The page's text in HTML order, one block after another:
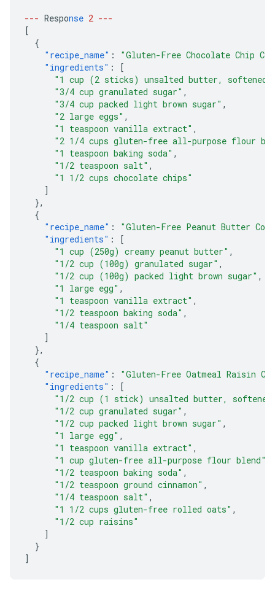
--- Response 2 ---
[
{
"recipe_name" :
"Gluten-Free Chocolate Chip
"ingredients" :
[
"1 cup (2 sticks) unsalted butter, softened"
"3/4 cup granulated sugar" ,
"3/4 cup packed light brown sugar" ,
"2 large eggs" ,
"1 teaspoon vanilla extract" ,
"2 1/4 cups gluten-free all-purpose flour
"1 teaspoon baking soda" ,
"1/2 teaspoon salt" ,
"1 1/2 cups chocolate chips"
]
},
{
"recipe_name" :
"Gluten-Free Peanut Butter
"ingredients" :
[
"1 cup (250g) creamy peanut butter" ,
"1/2 cup (100g) granulated sugar" ,
"1/2 cup (100g) packed light brown sugar" ,
"1 large egg" ,
"1 teaspoon vanilla extract" ,
"1/2 teaspoon baking soda" ,
"1/4 teaspoon salt"
]
},
{
"recipe_name" :
"Gluten-Free Oatmeal Raisin
"ingredients" :
[
"1/2 cup (1 stick) unsalted butter,
"1/2 cup granulated sugar" ,
"1/2 cup packed light brown sugar" ,
"1 large egg" ,
"1 teaspoon vanilla extract" ,
"1 cup gluten-free all-purpose flour blend"
"1/2 teaspoon baking soda" ,
"1/2 teaspoon ground cinnamon" ,
"1/4 teaspoon salt" ,
"1 1/2 cups gluten-free rolled oats" ,
"1/2 cup raisins"
]
}
]